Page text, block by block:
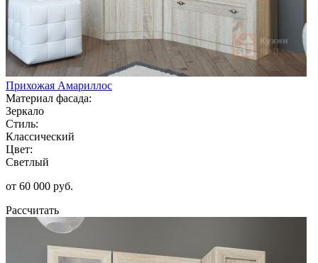
Прихожая Амариллос
Материал фасада:
Зеркало
Стиль:
Классический
Цвет:
Светлый
от 60 000 руб.
Рассчитать